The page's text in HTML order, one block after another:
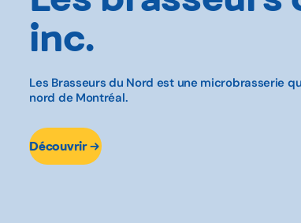
inc.
Les Brasseurs du Nord est une microbrasserie
nord de Montréal.
Découvrir